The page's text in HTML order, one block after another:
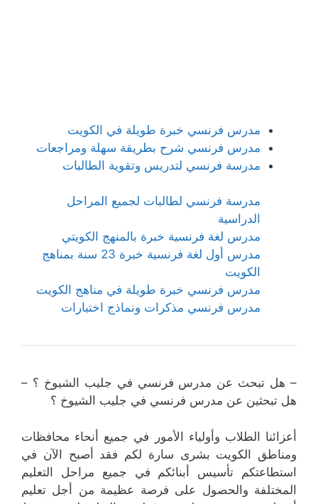
مدرس فرنسي خبرة طويلة في الكويت
مدرس فرنسي شرح بطريقة سهلة ومراجعات
مدرسة فرنسي لتدريس وتقوية الطالبات
مدرسة فرنسي لطالبات لجميع المراحل
الدراسية
مدرس لغة فرنسية خبرة بالمنهج الكويتي
مدرس أول لغة فرنسية خبرة 23 سنة بمناهج
الكويت
مدرس فرنسي خبرة طويلة في مناهج الكويت
مدرس فرنسي مذكرات ونماذج اختبارات
– هل تبحث عن مدرس فرنسي في جليب الشيوخ ؟ –
هل تبحثين عن مدرس فرنسي في جليب الشيوخ ؟
أعزائنا الطلاب وأولياء الأمور في جميع أنحاء محافظات
ومناطق الكويت بشرى سارة لكم فقد أصبح الآن في
استطاعتكم تأسيس أبنائكم في جميع مراحل التعليم
المختلفة والحصول على فرصة عظيمة من أجل تعليم